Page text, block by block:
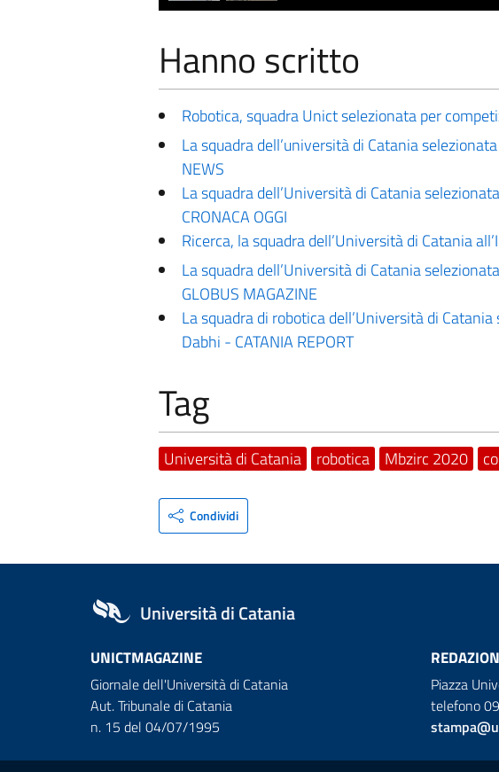
Hanno scritto
Robotica, squadra Unict selezionata per
La squadra dell’università di Catania
NEWS
La squadra dell’Università di Catania
CRONACA OGGI
Ricerca, la squadra dell’Università di Catania
La squadra dell’Università di Catania
GLOBUS MAGAZINE
La squadra di robotica dell’Università di
Dabhi - CATANIA REPORT
Tag
Università di Catania robotica Mbzirc 2020
Condividi
Università di Catania
UNICTMAGAZINE
Giornale dell'Università di Catania
Aut. Tribunale di Catania
n. 15 del 04/07/1995
Piazza
telefono